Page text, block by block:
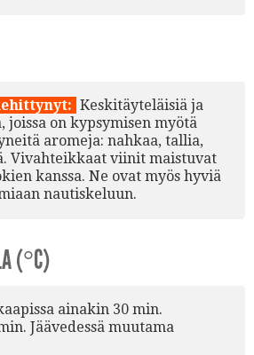
Keskitäyteläisiä ja
joissa on kypsymisen myötä
aromeja: nahkaa, tallia,
Vivahteikkaat viinit maistuvat
kanssa. Ne ovat myös hyviä
nautiskeluun.
(°C)
ainakin 30 min.
Jäävedessä muutama